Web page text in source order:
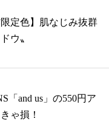
定色】肌なじみ抜群
ウ〟
「and us」の550円ア
ゃ損！